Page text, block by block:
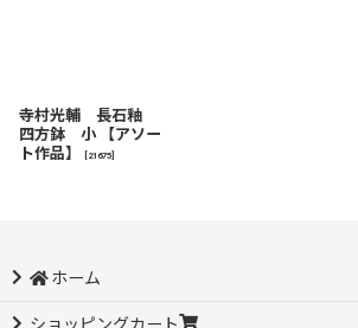
寺村光輔 長石釉
四方鉢 小 【アソー
ト作品】
21675
ホーム